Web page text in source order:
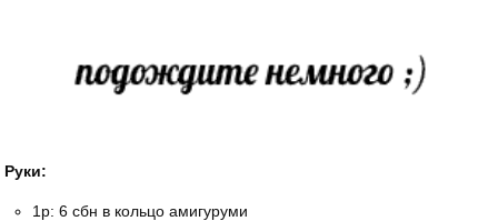
Руки:
1р: 6 сбн в кольцо амигуруми